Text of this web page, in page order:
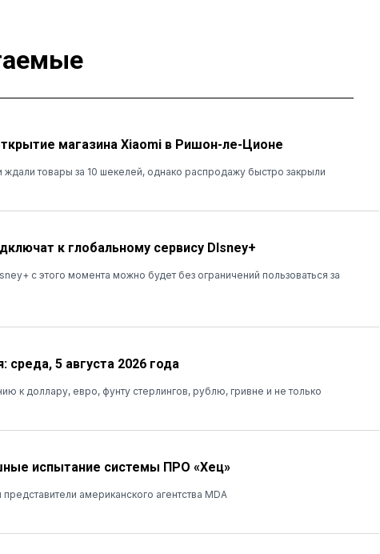
магазина Xiaomi в Ришон-ле-Ционе
ждали товары за 10 шекелей, однако распродажу быстро закрыли
к глобальному сервису DIsney+
с этого момента можно будет без ограничений пользоваться за
среда, 5 августа 2026 года
к доллару, евро, фунту стерлингов, рублю, гривне и не только
испытание системы ПРО «Хец»
американского агентства MDA